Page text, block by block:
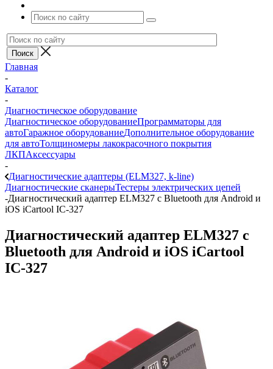
Главная
-
Каталог
-
Диагностическое оборудование
Диагностическое оборудованиеПрограмматоры для
автоГаражное оборудованиеДополнительное оборудование
для автоТолщиномеры лакокрасочного покрытия
ЛКПАксессуары
-
Диагностические адаптеры (ELM327, k-line)
Диагностические сканерыТестеры электрических цепей
-Диагностический адаптер ELM327 с Bluetooth для Android и
iOS iCartool IC-327
Диагностический адаптер ELM327 с
Bluetooth для Android и iOS iCartool
IC-327